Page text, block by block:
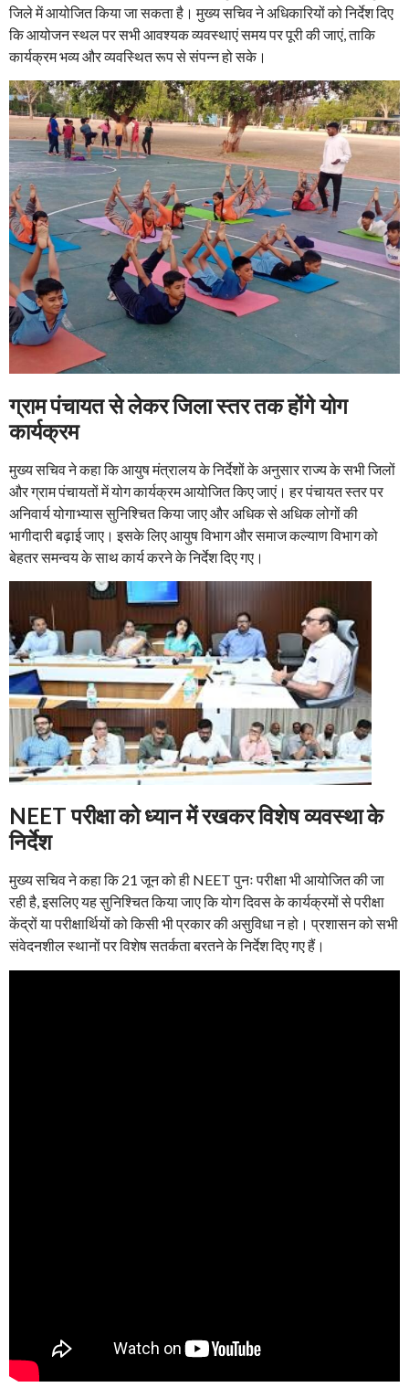
जिले में आयोजित किया जा सकता है। मुख्य सचिव ने अधिकारियों को निर्देश दिए
कि आयोजन स्थल पर सभी आवश्यक व्यवस्थाएं समय पर पूरी की जाएं, ताकि
कार्यक्रम भव्य और व्यवस्थित रूप से संपन्न हो सके।
ग्राम पंचायत से लेकर जिला स्तर तक होंगे योग
कार्यक्रम
मुख्य सचिव ने कहा कि आयुष मंत्रालय के निर्देशों के अनुसार राज्य के सभी जिलों
और ग्राम पंचायतों में योग कार्यक्रम आयोजित किए जाएं। हर पंचायत स्तर पर
अनिवार्य योगाभ्यास सुनिश्चित किया जाए और अधिक से अधिक लोगों की
भागीदारी बढ़ाई जाए। इसके लिए आयुष विभाग और समाज कल्याण विभाग को
बेहतर समन्वय के साथ कार्य करने के निर्देश दिए गए।
NEET परीक्षा को ध्यान में रखकर विशेष व्यवस्था के
निर्देश
मुख्य सचिव ने कहा कि 21 जून को ही NEET पुनः परीक्षा भी आयोजित की जा
रही है, इसलिए यह सुनिश्चित किया जाए कि योग दिवस के कार्यक्रमों से परीक्षा
केंद्रों या परीक्षार्थियों को किसी भी प्रकार की असुविधा न हो। प्रशासन को सभी
संवेदनशील स्थानों पर विशेष सतर्कता बरतने के निर्देश दिए गए हैं।